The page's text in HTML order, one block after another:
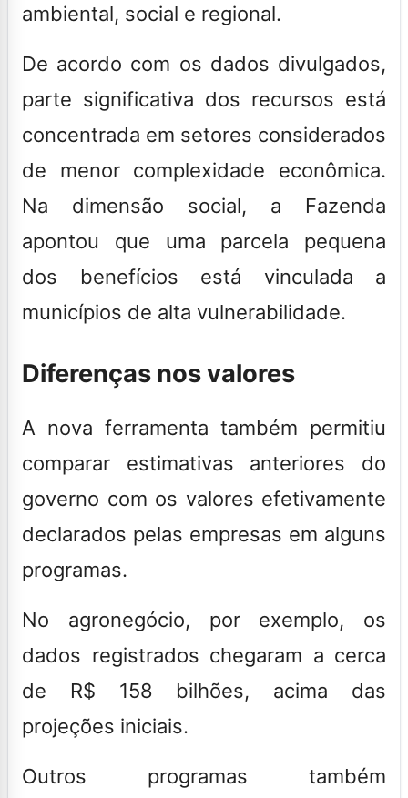
ambiental, social e regional.
De acordo com os dados divulgados,
parte significativa dos recursos está
concentrada em setores considerados
de menor complexidade econômica.
Na dimensão social, a Fazenda
apontou que uma parcela pequena
dos benefícios está vinculada a
municípios de alta vulnerabilidade.
Diferenças nos valores
A nova ferramenta também permitiu
comparar estimativas anteriores do
governo com os valores efetivamente
declarados pelas empresas em alguns
programas.
No agronegócio, por exemplo, os
dados registrados chegaram a cerca
de R$ 158 bilhões, acima das
projeções iniciais.
Outros programas também